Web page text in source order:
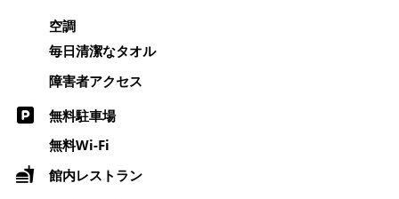
空調
毎日清潔なタオル
障害者アクセス
無料駐車場
無料Wi-Fi
館内レストラン